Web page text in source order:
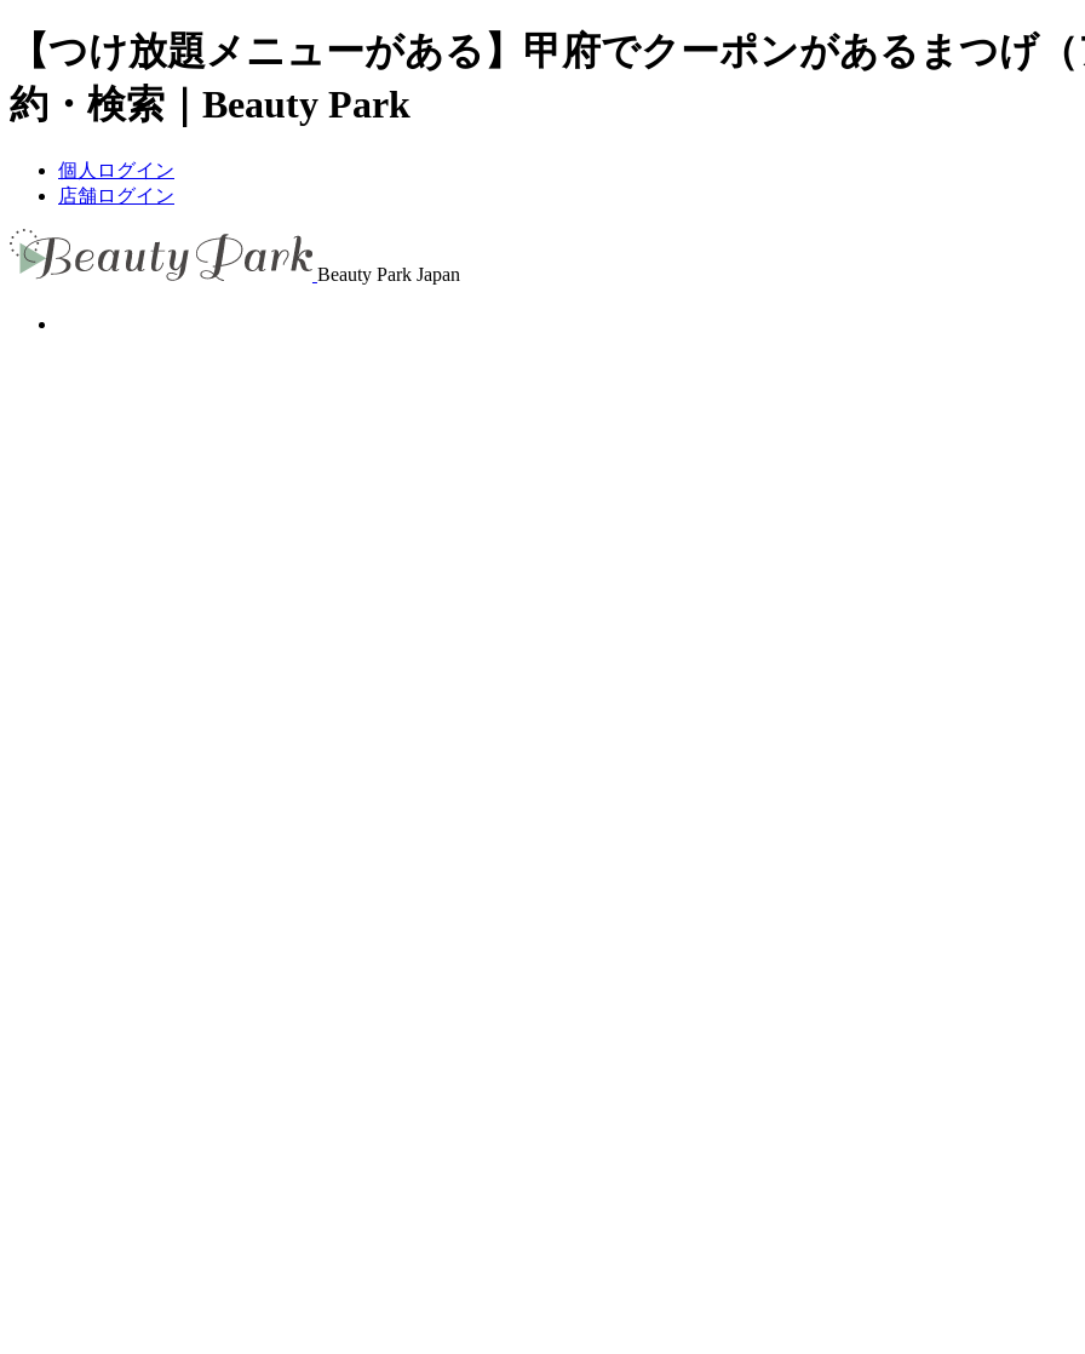
【つけ放題メニューがある】甲府でクーポンがあるまつげ
約・検索｜Beauty Park
個人ログイン
店舗ログイン
Beauty Park Japan